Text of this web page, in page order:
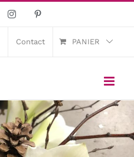
Instagram
Contact PANIER